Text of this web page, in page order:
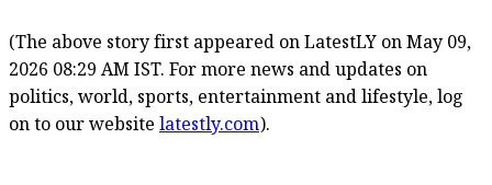
(The above story first appeared on LatestLY on May 09,
2026 08:29 AM IST. For more news and updates on
politics, world, sports, entertainment and lifestyle, log
on to our website latestly.com).